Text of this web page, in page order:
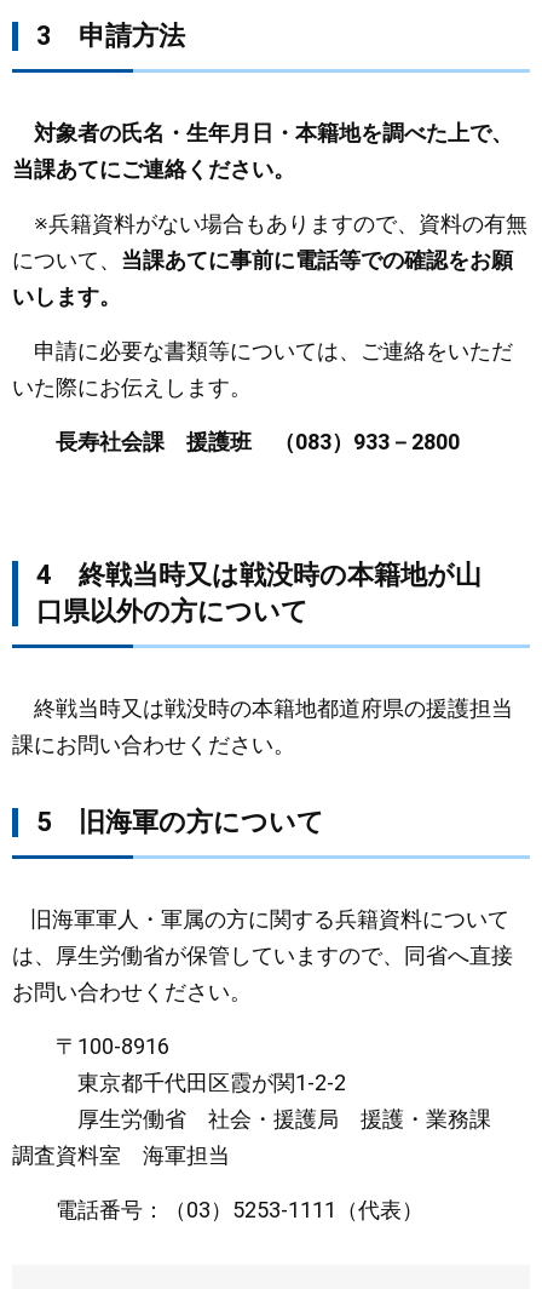
3 申請方法
対象者の氏名・生年月日・本籍地を調べた上で、
当課あてにご連絡ください。
※兵籍資料がない場合もありますので、資料の有無
について、 当課あてに事前に電話等での確認をお願
いします。
申請に必要な書類等については、ご連絡をいただ
いた際にお伝えします。
長寿社会課 援護班 （083）933－2800
4 終戦当時又は戦没時の本籍地が山
口県以外の方について
終戦当時又は戦没時の本籍地都道府県の援護担当
課にお問い合わせください。
5 旧海軍の方について
旧海軍軍人・軍属の方に関する兵籍資料について
は、厚生労働省が保管していますので、同省へ直接
お問い合わせください。
〒100-8916
東京都千代田区霞が関1-2-2
厚生労働省 社会・援護局 援護・業務課
調査資料室 海軍担当
電話番号：（03）5253-1111（代表）